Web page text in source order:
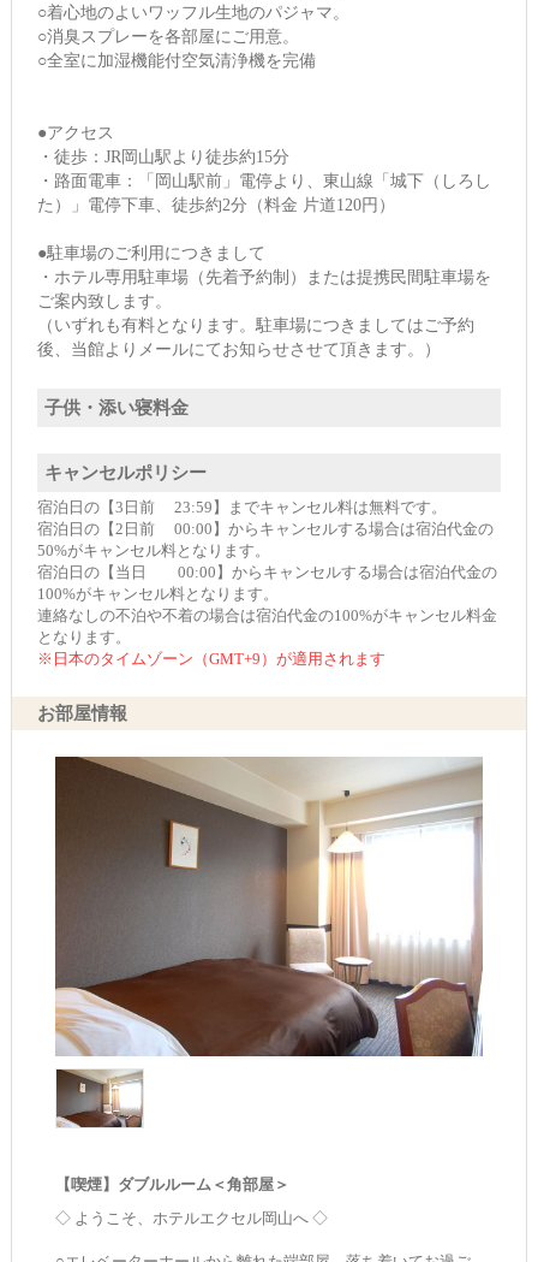
○着心地のよいワッフル生地のパジャマ。
○消臭スプレーを各部屋にご用意。
○全室に加湿機能付空気清浄機を完備
●アクセス
・徒歩：JR岡山駅より徒歩約15分
・路面電車：「岡山駅前」電停より、東山線「城下（しろし
た）」電停下車、徒歩約2分（料金 片道120円）
●駐車場のご利用につきまして
・ホテル専用駐車場（先着予約制）または提携民間駐車場を
ご案内致します。
（いずれも有料となります。駐車場につきましてはご予約
後、当館よりメールにてお知らせさせて頂きます。）
子供・添い寝料金
キャンセルポリシー
宿泊日の【3日前 23:59】までキャンセル料は無料です。
宿泊日の【2日前 00:00】からキャンセルする場合は宿泊代金の
50%がキャンセル料となります。
宿泊日の【当日 00:00】からキャンセルする場合は宿泊代金の
100%がキャンセル料となります。
連絡なしの不泊や不着の場合は宿泊代金の100%がキャンセル料金
となります。
※日本のタイムゾーン（GMT+9）が適用されます
お部屋情報
【喫煙】ダブルルーム＜角部屋＞
◇ ようこそ、ホテルエクセル岡山へ ◇